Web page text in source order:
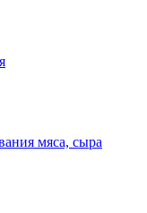
мяса, сыра